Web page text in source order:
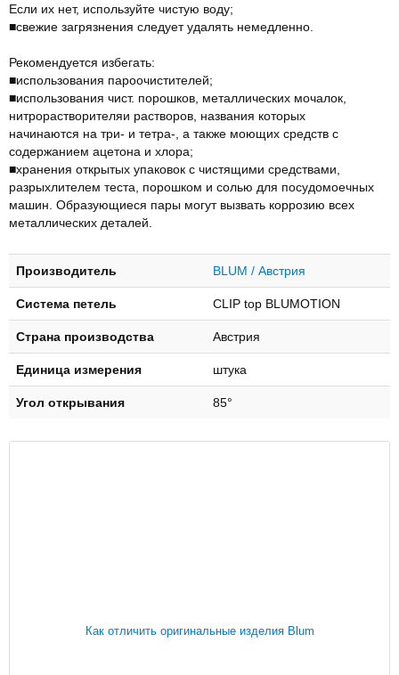
Если их нет, используйте чистую воду;
■свежие загрязнения следует удалять немедленно.
Рекомендуется избегать:
■использования пароочистителей;
■использования чист. порошков, металлических мочалок,
нитрорастворителяи растворов, названия которых
начинаются на три- и тетра-, а также моющих средств с
содержанием ацетона и хлора;
■хранения открытых упаковок с чистящими средствами,
разрыхлителем теста, порошком и солью для посудомоечных
машин. Образующиеся пары могут вызвать коррозию всех
металлических деталей.
Производитель BLUM / Австрия
Система петель CLIP top BLUMOTION
Страна производства Австрия
Единица измерения штука
Угол открывания 85°
Как отличить оригинальные изделия Blum